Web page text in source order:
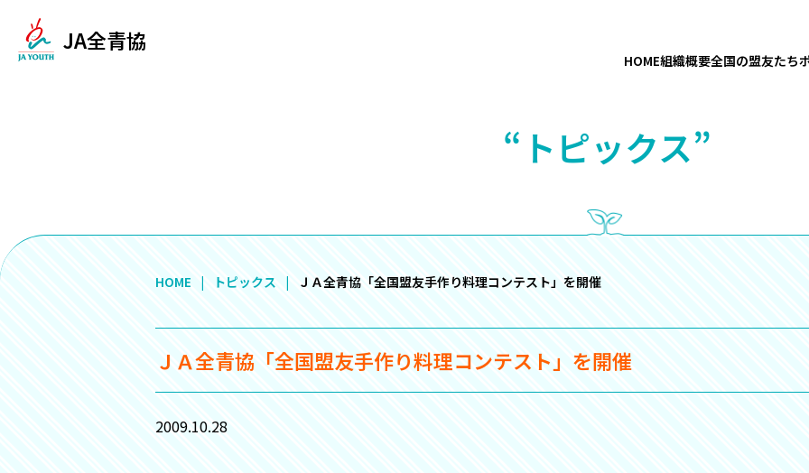
JA全青協
HOME組織概要全国の盟友たち
“トピックス”
HOME トピックス ＪＡ全青協「全国盟友手作り料理コンテスト」を開催
ＪＡ全青協「全国盟友手作り料理コンテスト」を開催
2009.10.28